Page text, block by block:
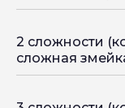
2 сложности
сложная